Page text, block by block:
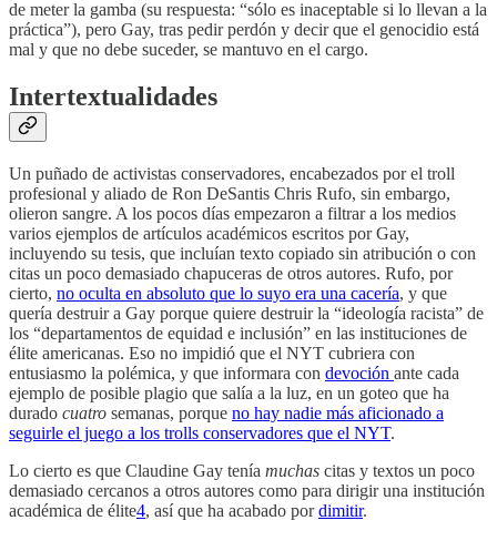
de meter la gamba (su respuesta: “sólo es inaceptable si lo llevan a la
práctica”), pero Gay, tras pedir perdón y decir que el genocidio está
mal y que no debe suceder, se mantuvo en el cargo.
Intertextualidades
Un puñado de activistas conservadores, encabezados por el troll
profesional y aliado de Ron DeSantis Chris Rufo, sin embargo,
olieron sangre. A los pocos días empezaron a filtrar a los medios
varios ejemplos de artículos académicos escritos por Gay,
incluyendo su tesis, que incluían texto copiado sin atribución o con
citas un poco demasiado chapuceras de otros autores. Rufo, por
cierto, no oculta en absoluto que lo suyo era una cacería, y que
quería destruir a Gay porque quiere destruir la “ideología racista” de
los “departamentos de equidad e inclusión” en las instituciones de
élite americanas. Eso no impidió que el NYT cubriera con
entusiasmo la polémica, y que informara con devoción ante cada
ejemplo de posible plagio que salía a la luz, en un goteo que ha
durado cuatro semanas, porque no hay nadie más aficionado a
seguirle el juego a los trolls conservadores que el NYT.
Lo cierto es que Claudine Gay tenía muchas citas y textos un poco
demasiado cercanos a otros autores como para dirigir una institución
académica de élite4, así que ha acabado pordimitir.